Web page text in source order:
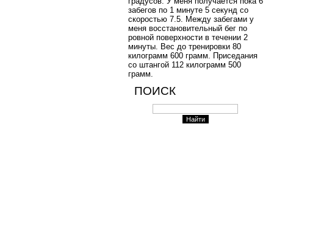
забегов по 1 минуте 5 секунд со
скоростью 7.5. Между забегами у
меня восстановительный бег по
ровной поверхности в течении 2
минуты. Вес до тренировки 80
килограмм 600 грамм. Приседания
со штангой 112 килограмм 500
грамм.
ПОИСК